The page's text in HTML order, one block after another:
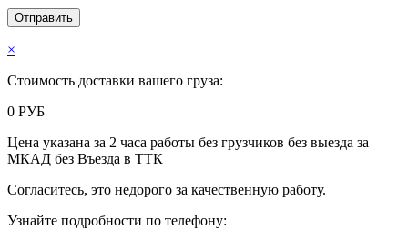
Отправить
×
Стоимость доставки вашего груза:
0 РУБ
Цена указана за 2 часа работы без грузчиков без выезда за
МКАД без Въезда в ТТК
Согласитесь, это недорого за качественную работу.
Узнайте подробности по телефону: